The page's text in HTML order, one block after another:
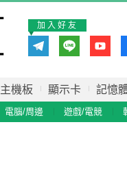
加入好友
主機板 顯示卡 記憶
電腦/周邊 遊戲/電競